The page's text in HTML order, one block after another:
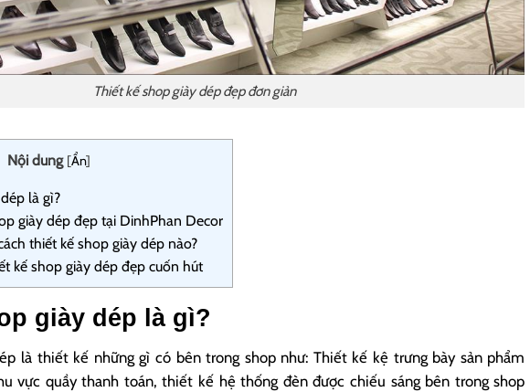
Thiết kế shop giày dép đẹp đơn giản
Nội dung [Ẩn]
là gì?
giày dép đẹp tại DinhPhan Decor
thiết kế shop giày dép nào?
kế shop giày dép đẹp cuốn hút
giày dép là gì?
là thiết kế những gì có bên trong shop như: Thiết kế kệ trưng bày sản phẩm
vực quầy thanh toán, thiết kế hệ thống đèn được chiếu sáng bên trong shop